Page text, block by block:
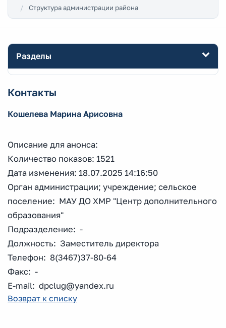
Структура администрации района
Разделы
Контакты
Кошелева Марина Арисовна
Описание для анонса:
Количество показов: 1521
Дата изменения: 18.07.2025 14:16:50
Орган администрации; учреждение; сельское
поселение: МАУ ДО ХМР "Центр дополнительного
образования"
Подразделение: -
Должность: Заместитель директора
Телефон: 8(3467)37-80-64
Факс: -
E-mail: dpclug@yandex.ru
Возврат к списку